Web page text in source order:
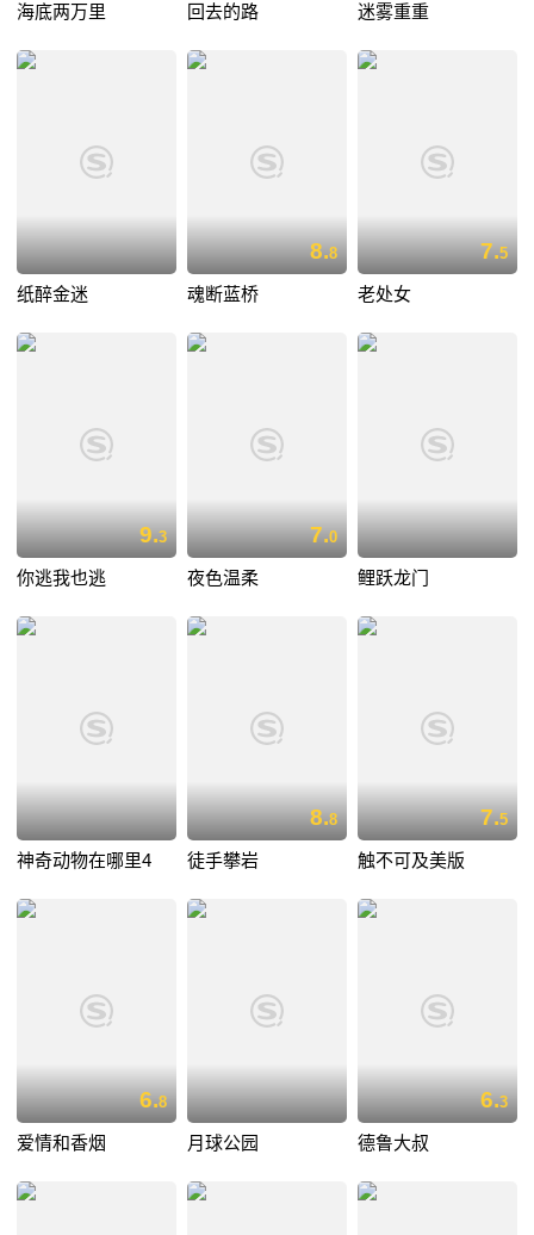
海底两万里 回去的路 迷雾重重
纸醉金迷
8.8
魂断蓝桥
7.5
老处女
9.3
你逃我也逃
7.0
夜色温柔 鲤跃龙门
神奇动物在哪里4
8.8
徒手攀岩
7.5
触不可及美版
6.8
爱情和香烟 月球公园
6.3
德鲁大叔